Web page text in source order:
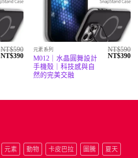
NT$590
原
NT$390目
格：
元素系列
M012｜水晶圓舞設計
手機殼｜科技感與自
然的完美交融
NT$590
原
NT$390目
元素 動物 卡皮巴拉 圖騰 夏天